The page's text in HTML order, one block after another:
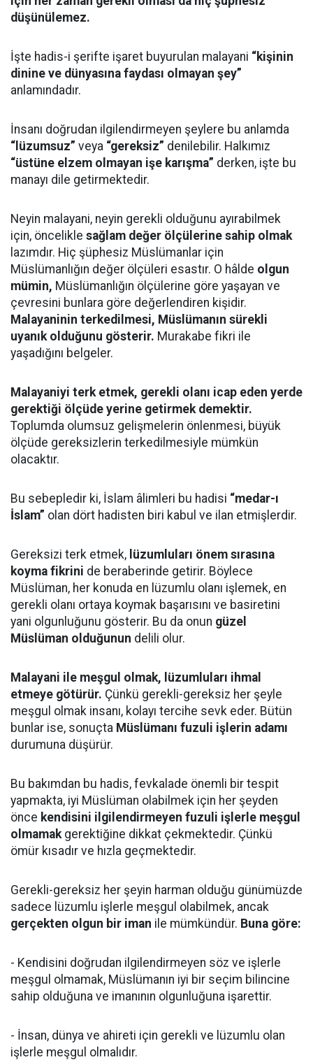
düşünülemez.
İşte hadis-i şerifte işaret buyurulan malayani “kişinin
dinine ve dünyasına faydası olmayan şey”
anlamındadır.
İnsanı doğrudan ilgilendirmeyen şeylere bu anlamda
“lüzumsuz” veya “gereksiz” denilebilir. Halkımız
“üstüne elzem olmayan işe karışma” derken, işte bu
manayı dile getirmektedir.
Neyin malayani, neyin gerekli olduğunu ayırabilmek
için, öncelikle sağlam değer ölçülerine sahip olmak
lazımdır. Hiç şüphesiz Müslümanlar için
Müslümanlığın değer ölçüleri esastır. O hâlde olgun
mümin, Müslümanlığın ölçülerine göre yaşayan ve
çevresini bunlara göre değerlendiren kişidir.
Malayaninin terkedilmesi, Müslümanın sürekli
uyanık olduğunu gösterir. Murakabe fikri ile
yaşadığını belgeler.
Malayaniyi terk etmek, gerekli olanı icap eden yerde
gerektiği ölçüde yerine getirmek demektir.
Toplumda olumsuz gelişmelerin önlenmesi, büyük
ölçüde gereksizlerin terkedilmesiyle mümkün
olacaktır.
Bu sebepledir ki, İslam âlimleri bu hadisi “medar-ı
İslam” olan dört hadisten biri kabul ve ilan etmişlerdir.
Gereksizi terk etmek, lüzumluları önem sırasına
koyma fikrini de beraberinde getirir. Böylece
Müslüman, her konuda en lüzumlu olanı işlemek, en
gerekli olanı ortaya koymak başarısını ve basiretini
yani olgunluğunu gösterir. Bu da onun güzel
Müslüman olduğunun delili olur.
Malayani ile meşgul olmak, lüzumluları ihmal
etmeye götürür. Çünkü gerekli-gereksiz her şeyle
meşgul olmak insanı, kolayı tercihe sevk eder. Bütün
bunlar ise, sonuçta Müslümanı fuzuli işlerin adamı
durumuna düşürür.
Bu bakımdan bu hadis, fevkalade önemli bir tespit
yapmakta, iyi Müslüman olabilmek için her şeyden
önce kendisini ilgilendirmeyen fuzuli işlerle meşgul
olmamakgerektiğine dikkat çekmektedir. Çünkü
ömür kısadır ve hızla geçmektedir.
Gerekli-gereksiz her şeyin harman olduğu günümüzde
sadece lüzumlu işlerle meşgul olabilmek, ancak
gerçekten olgun bir iman ile mümkündür. Buna göre:
- Kendisini doğrudan ilgilendirmeyen söz ve işlerle
meşgul olmamak, Müslümanın iyi bir seçim bilincine
sahip olduğuna ve imanının olgunluğuna işarettir.
- İnsan, dünya ve ahireti için gerekli ve lüzumlu olan
işlerle meşgul olmalıdır.